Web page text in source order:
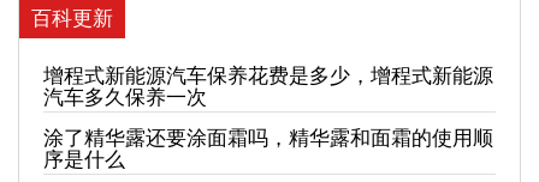
百科更新
增程式新能源汽车保养花费是多少，增程式新能源
汽车多久保养一次
涂了精华露还要涂面霜吗，精华露和面霜的使用顺
序是什么